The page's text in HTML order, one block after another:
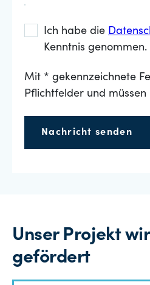
Ich habe die
Kenntnis genommen.
Mit * gekennzeichnete
Pflichtfelder und
Nachricht senden
Unser Projekt
gefördert